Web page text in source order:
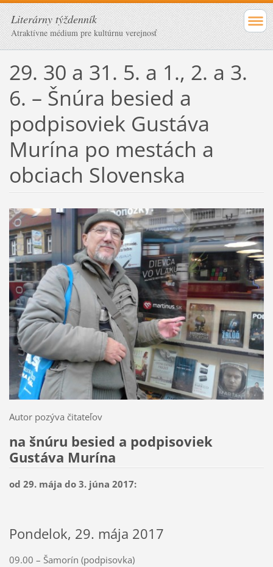
Literárny týždenník
Atraktívne médium pre kultúrnu verejnosť
29. 30 a 31. 5. a 1., 2. a 3.
6. – Šnúra besied a
podpisoviek Gustáva
Murína po mestách a
obciach Slovenska
Autor pozýva čitateľov
na šnúru besied a podpisoviek
Gustáva Murína
od 29. mája do 3. júna 2017:
Pondelok, 29. mája 2017
09.00 – Šamorín (podpisovka)